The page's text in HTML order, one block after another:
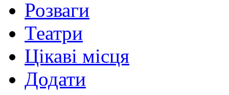
Розваги
Театри
Цікаві місця
Додати